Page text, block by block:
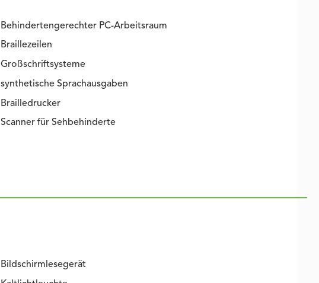
Behindertengerechter PC-Arbeitsraum
Braillezeilen
Großschriftsysteme
synthetische Sprachausgaben
Brailledrucker
Scanner für Sehbehinderte
Bildschirmlesegerät